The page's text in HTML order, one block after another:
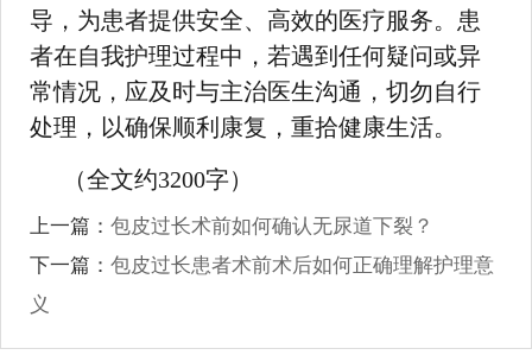
导，为患者提供安全、高效的医疗服务。患
者在自我护理过程中，若遇到任何疑问或异
常情况，应及时与主治医生沟通，切勿自行
处理，以确保顺利康复，重拾健康生活。
（全文约3200字）
上一篇：包皮过长术前如何确认无尿道下裂？
下一篇：包皮过长患者术前术后如何正确理解护理意
义